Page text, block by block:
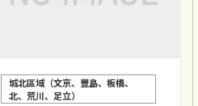
城北區域（文京、豐島、板橋、
北、荒川、足立）